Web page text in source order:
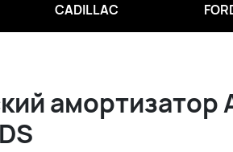
CADILLAC
амортизатор